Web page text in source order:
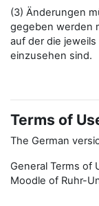
(3) Änderungen
gegeben werden
auf der die
einzusehen sind.
Terms of
The German
General Terms of
Moodle of Ruhr-